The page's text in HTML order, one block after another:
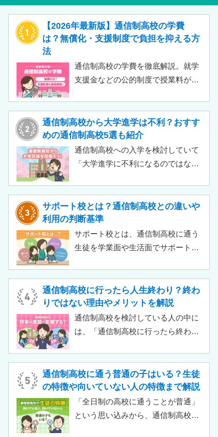
【2026年最新版】通信制高校の学費
は？無償化・支援制度で負担を抑える方
法
通信制高校の学費を徹底解説。就学
支援金などの公的制度で授業料が実
目安、申請時の注意点などをわかり
やすく解説します。費用負担を抑え
られるのでチェックしてみましょ
う。
通信制高校から大学進学は不利？おすす
めの通信制高校5選も紹介
通信制高校への入学を検討していて
「大学進学に不利になるのではない
のではないでしょうか。 結論とし
て、通信制高校に通っているからと
いって大学進学に不利になることは
ありません。中には、大学進学を想
格実績を豊富にもつ学校もありま
す。
サポート校とは？通信制高校との違いや
利用の判断基準
サポート校とは、通信制高校に通う
生徒を学業面や生活面でサポートす
め、サポート校のみでは高卒資格を
取得できません。 ただし、個別の学
習指導やスクールカウンセラーによ
る生活面での相談など手厚い支援が
でしょう。 この記事では、サポート
校の特徴や通信制高校との違い、メ
リット・デメリットについて解説し
ます。
通信制高校に行ったら人生終わり？終わ
りではない理由やメリットを解説
通信制高校を検討している人の中に
は、「通信制高校に行ったら終わ
がある人もいるのではないでしょう
か。 結論から言うと、通信制高校に
行ったからといって「人生終了」で
は決してありません。通信制高校で
通信制高校に通う普通の子はいる？生徒
の特徴や向いていない人の特徴まで解説
「全日制の高校に通うことが普通」
という思い込みから、通信制高校へ